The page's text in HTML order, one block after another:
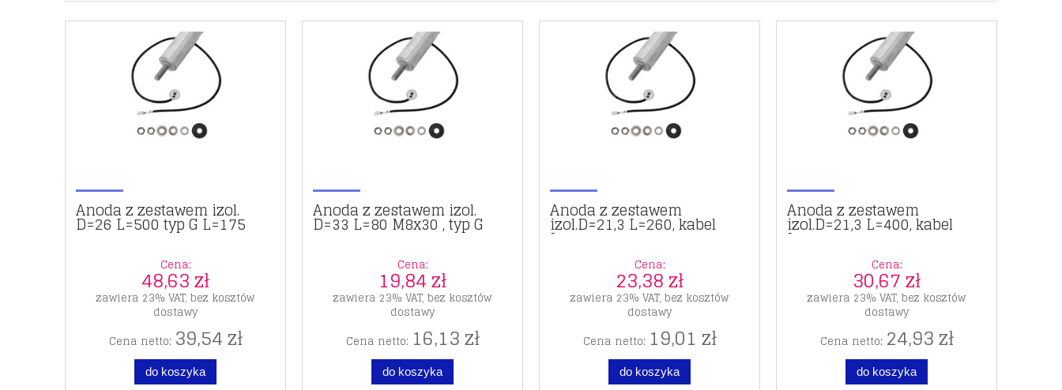
Anoda z zestawem izol.
D=26 L=500 typ G L=175
Cena:
48,63 zł
zawiera 23% VAT, bez kosztów
dostawy
Cena netto: 39,54 zł
do koszyka
Anoda z zestawem izol.
D=33 L=80 M8x30 , typ G
Cena:
19,84 zł
zawiera 23% VAT, bez kosztów
dostawy
Cena netto: 16,13 zł
do koszyka
Anoda z zestawem
izol.D=21,3 L=260, kabel
L=175
Cena:
23,38 zł
zawiera 23% VAT, bez kosztów
dostawy
Cena netto: 19,01 zł
do koszyka
Anoda z zestawem
izol.D=21,3 L=400, kabel
L=175
Cena:
30,67 zł
zawiera 23% VAT, bez kosztów
dostawy
Cena netto: 24,93 zł
do koszyka